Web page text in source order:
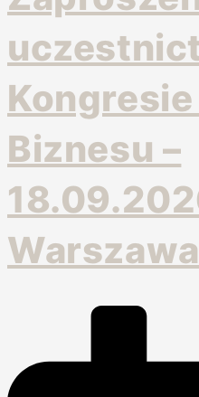
Biznesu –
Warszawa